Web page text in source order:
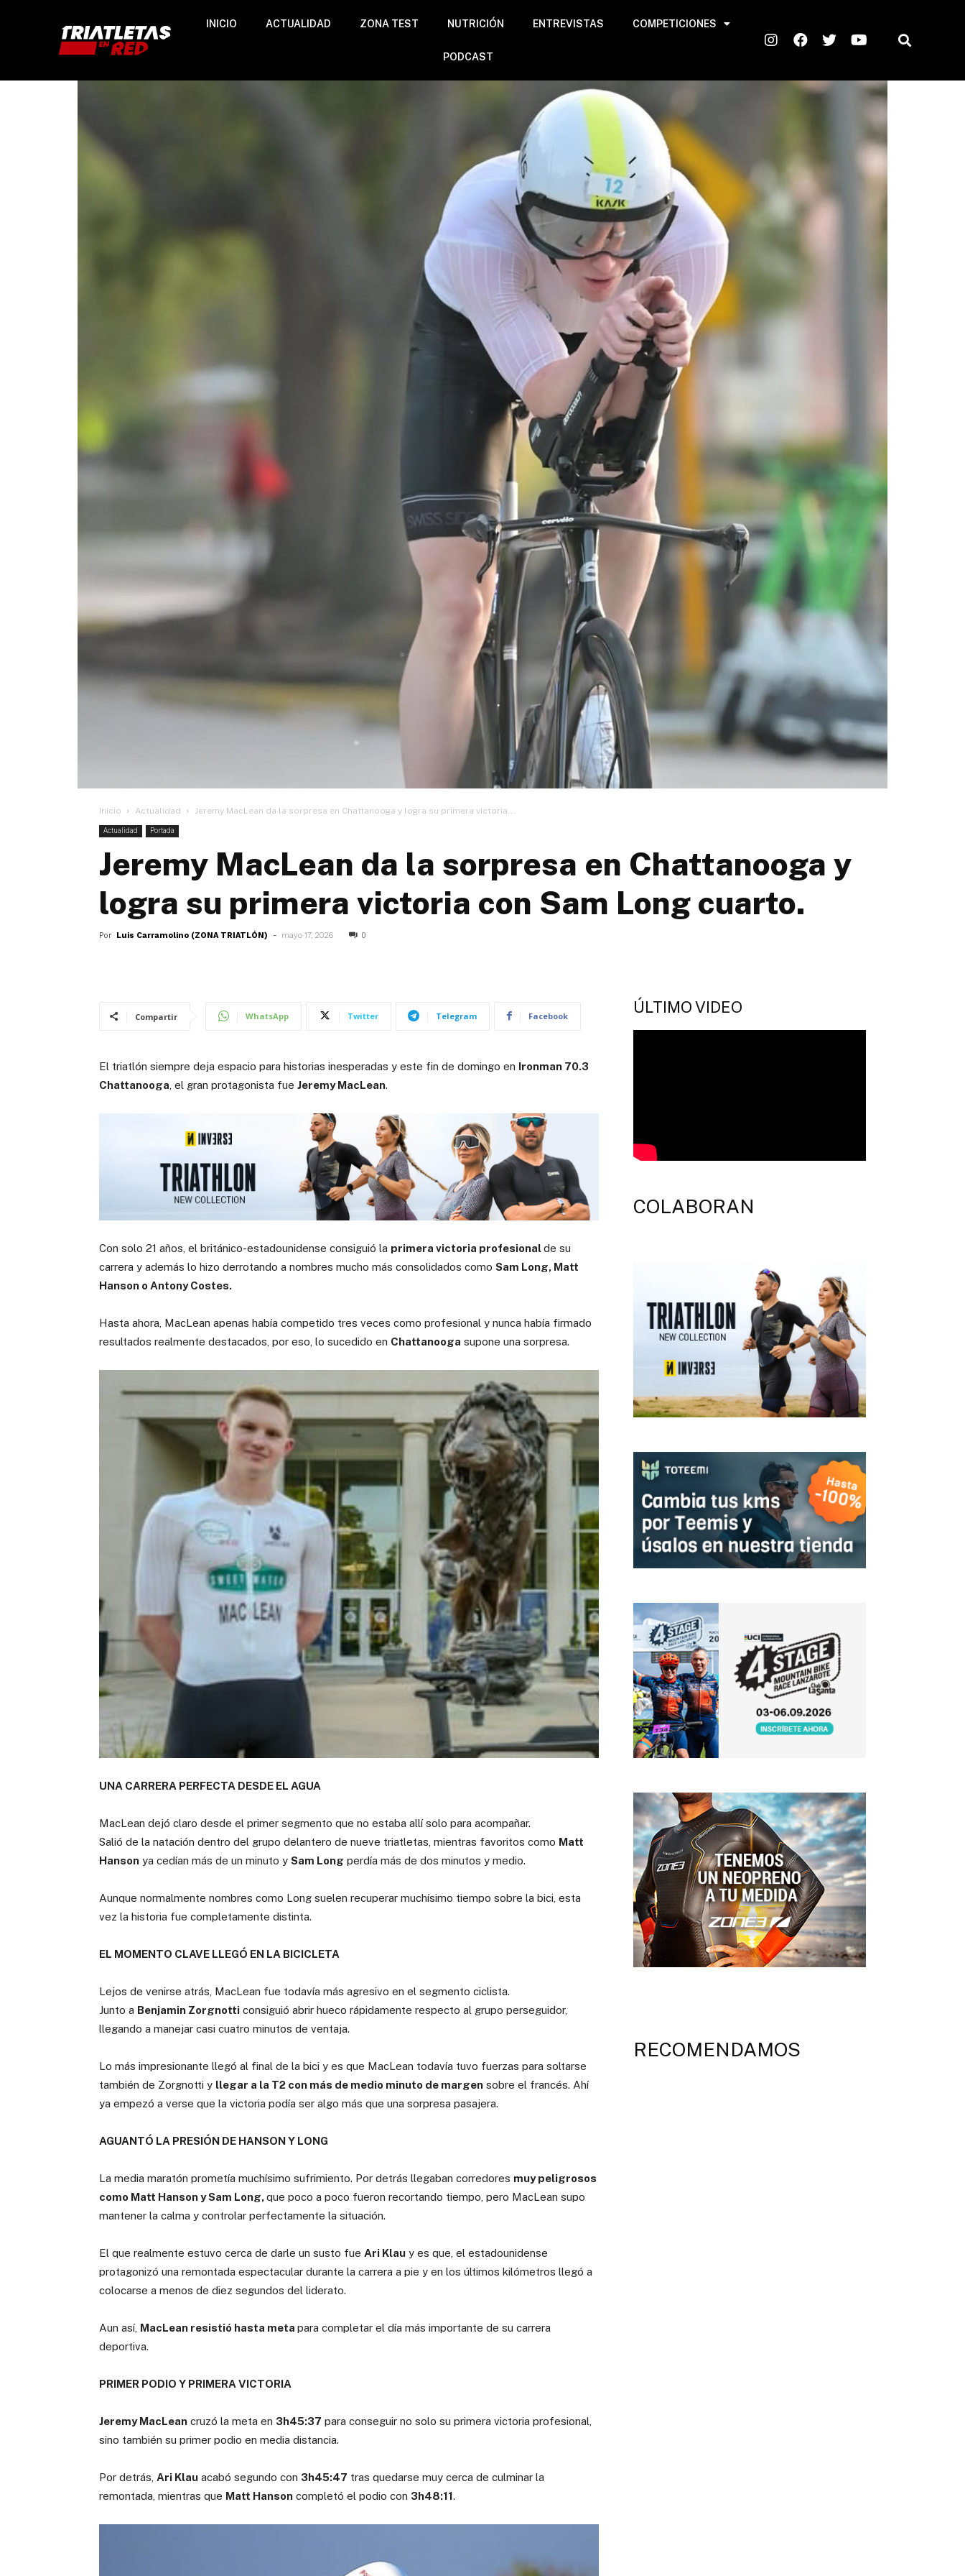
INICIO ACTUALIDAD ZONA TEST NUTRICIÓN ENTREVISTAS COMPETICIONES
PODCAST
Inicio Actualidad Jeremy MacLean da la sorpresa en Chattanooga y logra su primera victoria...
Actualidad Portada
Jeremy MacLean da la sorpresa en Chattanooga y
logra su primera victoria con Sam Long cuarto.
Por Luis Carramolino (ZONA TRIATLÓN) - mayo 17, 2026 0
Compartir WhatsApp Twitter Telegram Facebook
El triatlón siempre deja espacio para historias inesperadas y este fin de domingo en Ironman 70.3
Chattanooga , el gran protagonista fue Jeremy MacLean.
Con solo 21 años, el británico-estadounidense consiguió la primera victoria profesionalde su
carrera y además lo hizo derrotando a nombres mucho más consolidados como Sam Long, Matt
Hanson o Antony Costes.
Hasta ahora, MacLean apenas había competido tres veces como profesional y nunca había firmado
resultados realmente destacados, por eso, lo sucedido en Chattanooga supone una sorpresa.
UNA CARRERA PERFECTA DESDE EL AGUA
MacLean dejó claro desde el primer segmento que no estaba allí solo para acompañar.
Salió de la natación dentro del grupo delantero de nueve triatletas, mientras favoritos como Matt
Hanson ya cedían más de un minuto y Sam Long perdía más de dos minutos y medio.
Aunque normalmente nombres como Long suelen recuperar muchísimo tiempo sobre la bici, esta
vez la historia fue completamente distinta.
EL MOMENTO CLAVE LLEGÓ EN LA BICICLETA
Lejos de venirse atrás, MacLean fue todavía más agresivo en el segmento ciclista.
Junto a Benjamin Zorgnotti consiguió abrir hueco rápidamente respecto al grupo perseguidor,
llegando a manejar casi cuatro minutos de ventaja.
Lo más impresionante llegó al final de la bici y es que MacLean todavía tuvo fuerzas para soltarse
también de Zorgnotti y llegar a la T2 con más de medio minuto de margen sobre el francés. Ahí
ya empezó a verse que la victoria podía ser algo más que una sorpresa pasajera.
AGUANTÓ LA PRESIÓN DE HANSON Y LONG
La media maratón prometía muchísimo sufrimiento. Por detrás llegaban corredores muy peligrosos
como Matt Hanson y Sam Long,que poco a poco fueron recortando tiempo, pero MacLean supo
mantener la calma y controlar perfectamente la situación.
El que realmente estuvo cerca de darle un susto fue Ari Klau y es que, el estadounidense
protagonizó una remontada espectacular durante la carrera a pie y en los últimos kilómetros llegó a
colocarse a menos de diez segundos del liderato.
Aun así, MacLean resistió hasta meta para completar el día más importante de su carrera
deportiva.
PRIMER PODIO Y PRIMERA VICTORIA
Jeremy MacLean cruzó la meta en 3h45:37 para conseguir no solo su primera victoria profesional,
sino también su primer podio en media distancia.
Por detrás, Ari Klau acabó segundo con 3h45:47 tras quedarse muy cerca de culminar la
remontada, mientras que Matt Hanson completó el podio con 3h48:11.
ÚLTIMO VIDEO
COLABORAN
RECOMENDAMOS